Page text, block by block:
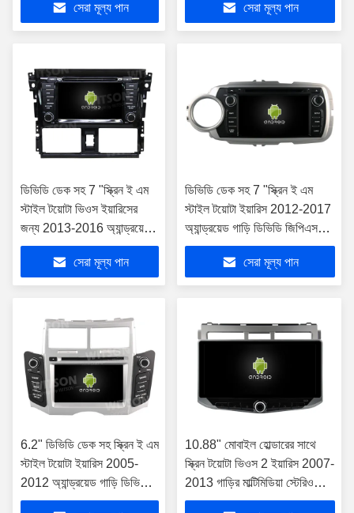
সেরা মূল্য পান
সেরা মূল্য পান
ডিভিডি ডেক সহ 7 "স্ক্রিন ই এম
স্টাইল টয়োটা ভিওস ইয়ারিসের
জন্য 2013-2016 অ্যান্ড্রয়েড
গাড়ি ডিভিডি জিপিএস মাল্টিমিডিয়া
সেরা মূল্য পান
ডিভিডি ডেক সহ 7 "স্ক্রিন ই এম
স্টাইল টয়োটা ইয়ারিস 2012-2017
অ্যান্ড্রয়েড গাড়ি ডিভিডি জিপিএস
মাল্টিমিডিয়া স্টেরিওর জন্য
সেরা মূল্য পান
6.2" ডিভিডি ডেক সহ স্ক্রিন ই এম
স্টাইল টয়োটা ইয়ারিস 2005-
2012 অ্যান্ড্রয়েড গাড়ি ডিভিডি
জিপিএস মাল্টিমিডিয়া স্টেরিও
10.88" মোবাইল হোল্ডারের সাথে
স্ক্রিন টয়োটা ভিওস 2 ইয়ারিস 2007-
2013 গাড়ির মাল্টিমিডিয়া স্টেরিও
জিপিএস কারপ্লে প্লেয়ারের জন্য